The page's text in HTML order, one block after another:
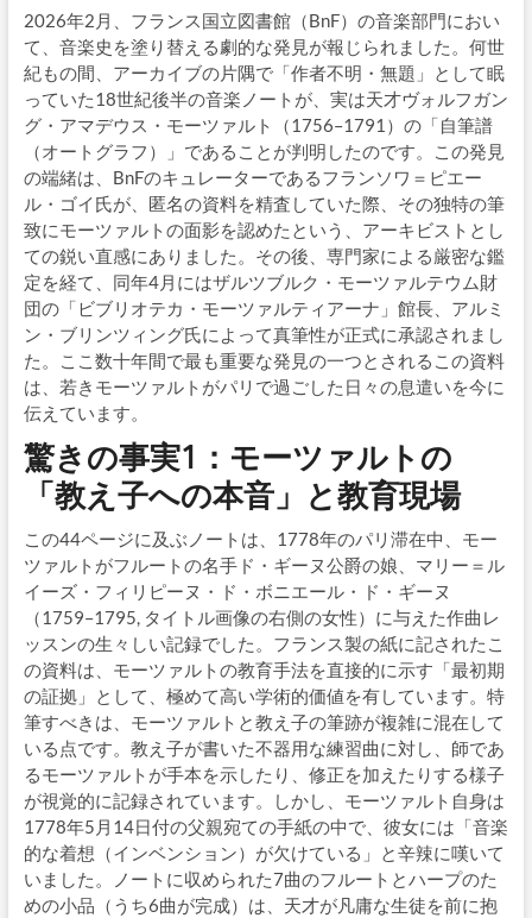
2026年2月、フランス国立図書館（BnF）の音楽部門におい
て、音楽史を塗り替える劇的な発見が報じられました。何世
紀もの間、アーカイブの片隅で「作者不明・無題」として眠
っていた18世紀後半の音楽ノートが、実は天才ヴォルフガン
グ・アマデウス・モーツァルト（1756–1791）の「自筆譜
（オートグラフ）」であることが判明したのです。この発見
の端緒は、BnFのキュレーターであるフランソワ＝ピエー
ル・ゴイ氏が、匿名の資料を精査していた際、その独特の筆
致にモーツァルトの面影を認めたという、アーキビストとし
ての鋭い直感にありました。その後、専門家による厳密な鑑
定を経て、同年4月にはザルツブルク・モーツァルテウム財
団の「ビブリオテカ・モーツァルティアーナ」館長、アルミ
ン・ブリンツィング氏によって真筆性が正式に承認されまし
た。ここ数十年間で最も重要な発見の一つとされるこの資料
は、若きモーツァルトがパリで過ごした日々の息遣いを今に
伝えています。
驚きの事実1：モーツァルトの
「教え子への本音」と教育現場
この44ページに及ぶノートは、1778年のパリ滞在中、モー
ツァルトがフルートの名手ド・ギーヌ公爵の娘、マリー＝ル
イーズ・フィリピーヌ・ド・ボニエール・ド・ギーヌ
（1759–1795, タイトル画像の右側の女性）に与えた作曲レ
ッスンの生々しい記録でした。フランス製の紙に記されたこ
の資料は、モーツァルトの教育手法を直接的に示す「最初期
の証拠」として、極めて高い学術的価値を有しています。特
筆すべきは、モーツァルトと教え子の筆跡が複雑に混在して
いる点です。教え子が書いた不器用な練習曲に対し、師であ
るモーツァルトが手本を示したり、修正を加えたりする様子
が視覚的に記録されています。しかし、モーツァルト自身は
1778年5月14日付の父親宛ての手紙の中で、彼女には「音楽
的な着想（インベンション）が欠けている」と辛辣に嘆いて
いました。ノートに収められた7曲のフルートとハープのた
めの小品（うち6曲が完成）は、天才が凡庸な生徒を前に抱